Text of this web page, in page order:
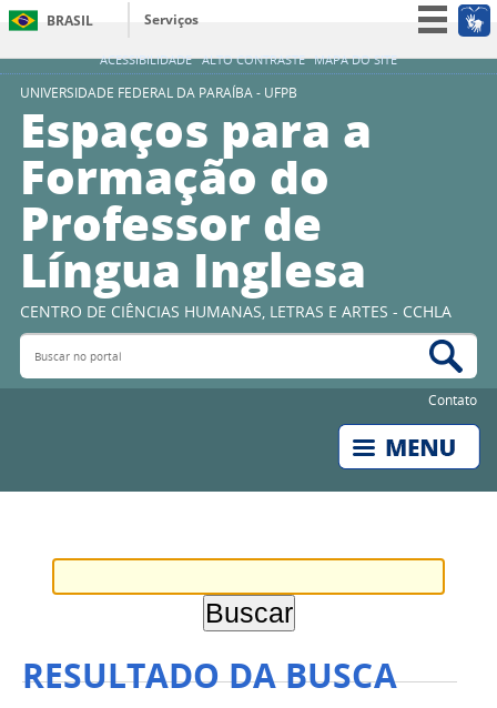
ACESSIBILIDADE ALTO CONTRASTE MAPA DO SITE
BRASIL
Serviços
Simplifique!
Acesso à informação
UNIVERSIDADE FEDERAL DA PARAÍBA - UFPB
Espaços para a
Formação do
Professor de
Língua Inglesa
CENTRO DE CIÊNCIAS HUMANAS, LETRAS E ARTES - CCHLA
Buscar no portal
Contato
RESULTADO DA BUSCA